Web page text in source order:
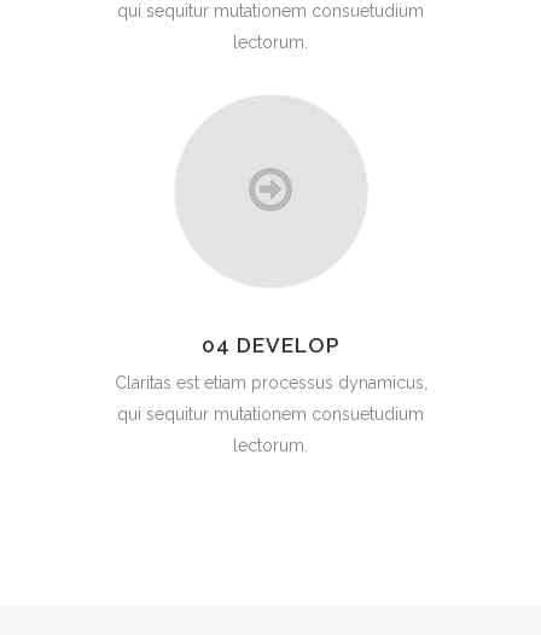
qui sequitur mutationem consuetudium
lectorum.
04 DEVELOP
Claritas est etiam processus dynamicus,
qui sequitur mutationem consuetudium
lectorum.